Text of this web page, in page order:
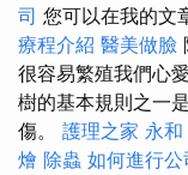
司 您可以在我的文
療程介紹 醫美做臉
很容易繁殖我們心
樹的基本規則之一
傷。 護理之家 永和
燴 除蟲 如何進行公